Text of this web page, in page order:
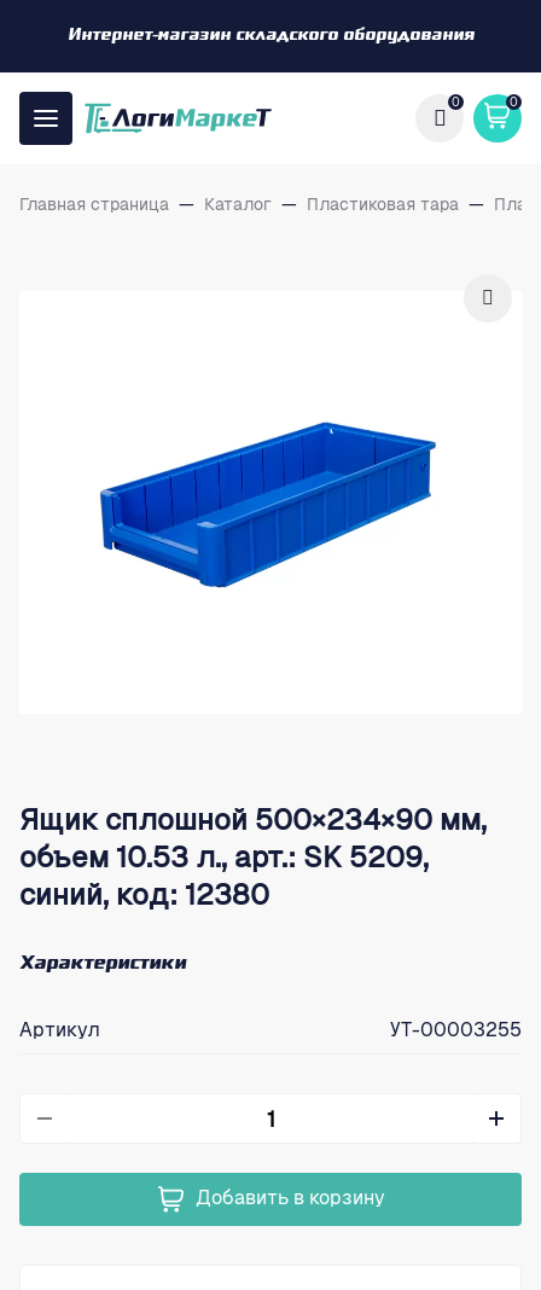
Интернет-магазин складского оборудования
0 0
Главная страница — Каталог — Пластиковая тара —
Ящик сплошной 500×234×90 мм,
объем 10.53 л., арт.: SK 5209,
синий, код: 12380
Характеристики
Артикул УТ-00003255
Добавить в корзину